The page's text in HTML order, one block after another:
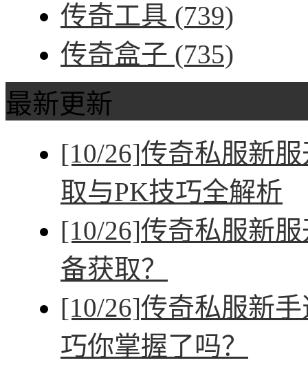
传奇工具 (739)
传奇盒子 (735)
最新更新
[10/26]传奇私服新
取与PK技巧全解析
[10/26]传奇私服新
备获取？
[10/26]传奇私服新
巧你掌握了吗？